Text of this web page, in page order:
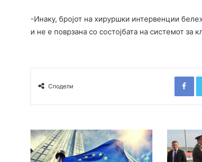
-Инаку, бројот на хируршки интервенции
и не е поврзана со состојбата на системот за
Сподели